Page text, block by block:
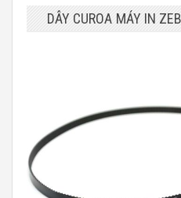
DÂY CUROA MÁY IN